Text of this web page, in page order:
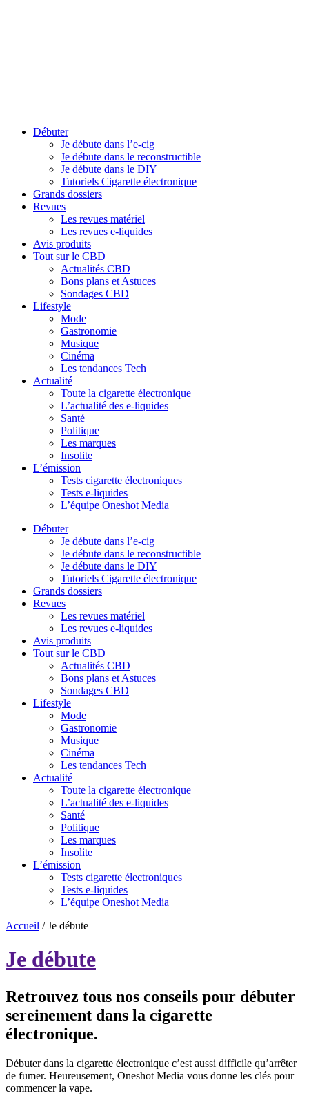
Débuter
Je débute dans l’e-cig
Je débute dans le reconstructible
Je débute dans le DIY
Tutoriels Cigarette électronique
Grands dossiers
Revues
Les revues matériel
Les revues e-liquides
Avis produits
Tout sur le CBD
Actualités CBD
Bons plans et Astuces
Sondages CBD
Lifestyle
Mode
Gastronomie
Musique
Cinéma
Les tendances Tech
Actualité
Toute la cigarette électronique
L’actualité des e-liquides
Santé
Politique
Les marques
Insolite
L’émission
Tests cigarette électroniques
Tests e-liquides
L’équipe Oneshot Media
Débuter
Je débute dans l’e-cig
Je débute dans le reconstructible
Je débute dans le DIY
Tutoriels Cigarette électronique
Grands dossiers
Revues
Les revues matériel
Les revues e-liquides
Avis produits
Tout sur le CBD
Actualités CBD
Bons plans et Astuces
Sondages CBD
Lifestyle
Mode
Gastronomie
Musique
Cinéma
Les tendances Tech
Actualité
Toute la cigarette électronique
L’actualité des e-liquides
Santé
Politique
Les marques
Insolite
L’émission
Tests cigarette électroniques
Tests e-liquides
L’équipe Oneshot Media
Accueil /Je débute
Je débute
Retrouvez tous nos conseils pour débuter
sereinement dans la cigarette
électronique.
Débuter dans la cigarette électronique c’est aussi difficile qu’arrêter
de fumer. Heureusement, Oneshot Media vous donne les clés pour
commencer la vape.